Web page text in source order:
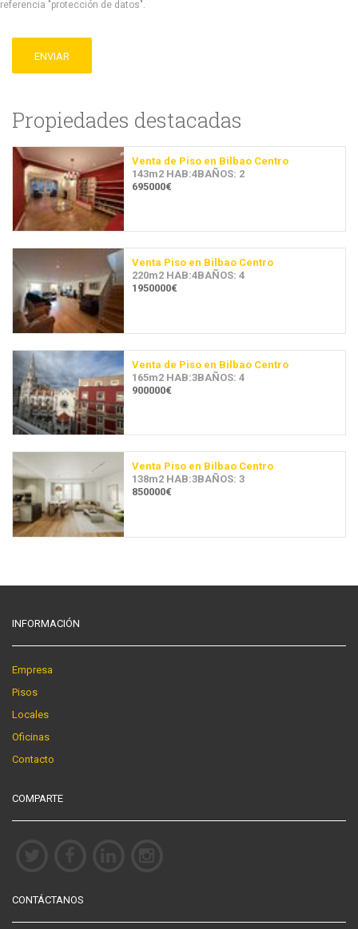
referencia "protección de datos".
ENVIAR
Propiedades destacadas
Venta de Piso en Bilbao Centro
143m2 HAB:4BAÑOS: 2
695000€
Venta Piso en Bilbao Centro
220m2 HAB:4BAÑOS: 4
1950000€
Venta de Piso en Bilbao Centro
165m2 HAB:3BAÑOS: 4
900000€
Venta Piso en Bilbao Centro
138m2 HAB:3BAÑOS: 3
850000€
INFORMACIÓN
Empresa
Pisos
Locales
Oficinas
Contacto
COMPARTE
CONTÁCTANOS